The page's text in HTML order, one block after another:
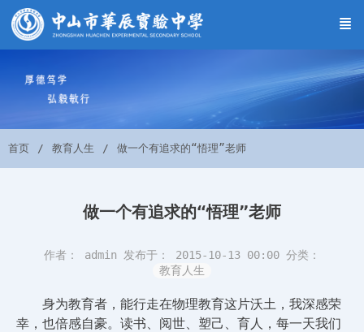
首页 教育人生 做一个有追求的“悟理”老师
做一个有追求的“悟理”老师
作者： admin 发布于： 2015-10-13 00:00 分类：
教育人生
身为教育者，能行走在物理教育这片沃土，我深感荣
幸，也倍感自豪。读书、阅世、塑己、育人，每一天我们